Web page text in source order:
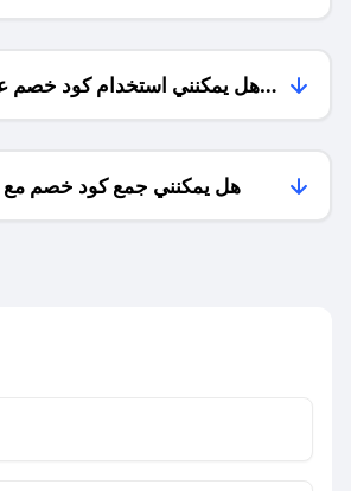
هل يمكنني استخدام كود خصم
هل يمكنني جمع كود خصم مع